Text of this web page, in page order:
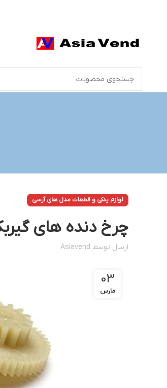
لوازم یدکی و قطعات مدل های آرسی
چرخ دنده های
ارسال توسط Asiavend
03
مارس